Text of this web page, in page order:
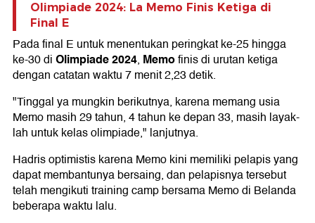
Olimpiade 2024: La Memo Finis Ketiga di
Final E
Pada final E untuk menentukan peringkat ke-25 hingga
ke-30 diOlimpiade 2024, Memofinis di urutan ketiga
dengan catatan waktu 7 menit 2,23 detik.
"Tinggal ya mungkin berikutnya, karena memang usia
Memo masih 29 tahun, 4 tahun ke depan 33, masih layak-
lah untuk kelas olimpiade," lanjutnya.
Hadris optimistis karena Memo kini memiliki pelapis yang
dapat membantunya bersaing, dan pelapisnya tersebut
telah mengikuti training camp bersama Memo di Belanda
beberapa waktu lalu.